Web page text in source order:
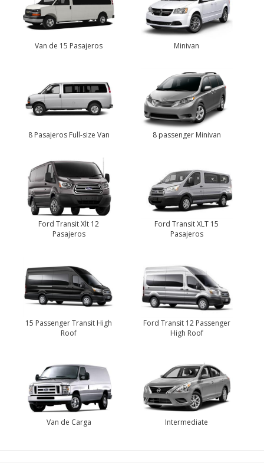
Van de 15 Pasajeros Minivan
8 Pasajeros Full-size Van 8 passenger Minivan
Ford Transit Xlt 12
Pasajeros
Ford Transit XLT 15
Pasajeros
15 Passenger Transit High
Roof
Ford Transit 12 Passenger
High Roof
Van de Carga Intermediate